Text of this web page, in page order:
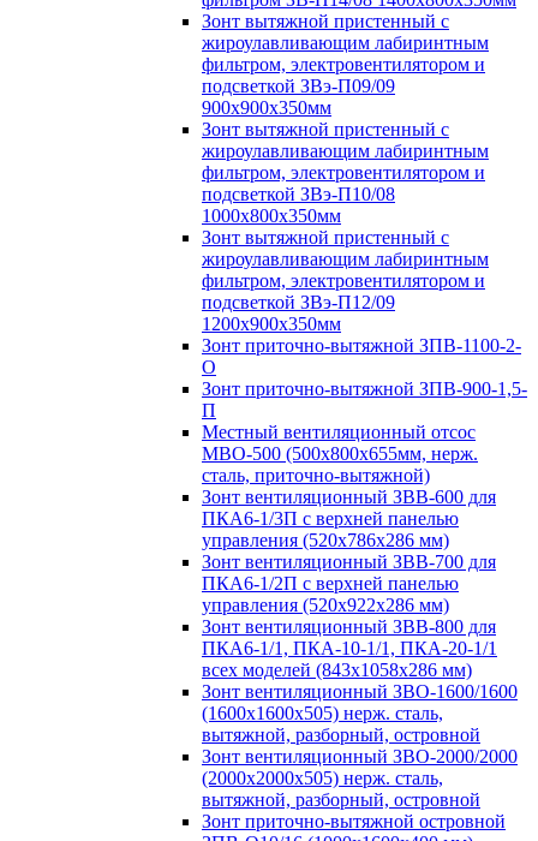
Зонт вытяжной пристенный с
жироулавливающим лабиринтным
фильтром, электровентилятором и
подсветкой ЗВэ-П09/09
900х900х350мм
Зонт вытяжной пристенный с
жироулавливающим лабиринтным
фильтром, электровентилятором и
подсветкой ЗВэ-П10/08
1000х800х350мм
Зонт вытяжной пристенный с
жироулавливающим лабиринтным
фильтром, электровентилятором и
подсветкой ЗВэ-П12/09
1200х900х350мм
Зонт приточно-вытяжной ЗПВ-1100-2-
О
Зонт приточно-вытяжной ЗПВ-900-1,5-
П
Местный вентиляционный отсос
МВО-500 (500х800х655мм, нерж.
сталь, приточно-вытяжной)
Зонт вентиляционный ЗВВ-600 для
ПКА6-1/3П с верхней панелью
управления (520х786х286 мм)
Зонт вентиляционный ЗВВ-700 для
ПКА6-1/2П с верхней панелью
управления (520х922х286 мм)
Зонт вентиляционный ЗВВ-800 для
ПКА6-1/1, ПКА-10-1/1, ПКА-20-1/1
всех моделей (843х1058х286 мм)
Зонт вентиляционный ЗВО-1600/1600
(1600х1600х505) нерж. сталь,
вытяжной, разборный, островной
Зонт вентиляционный ЗВО-2000/2000
(2000х2000х505) нерж. сталь,
вытяжной, разборный, островной
Зонт приточно-вытяжной островной